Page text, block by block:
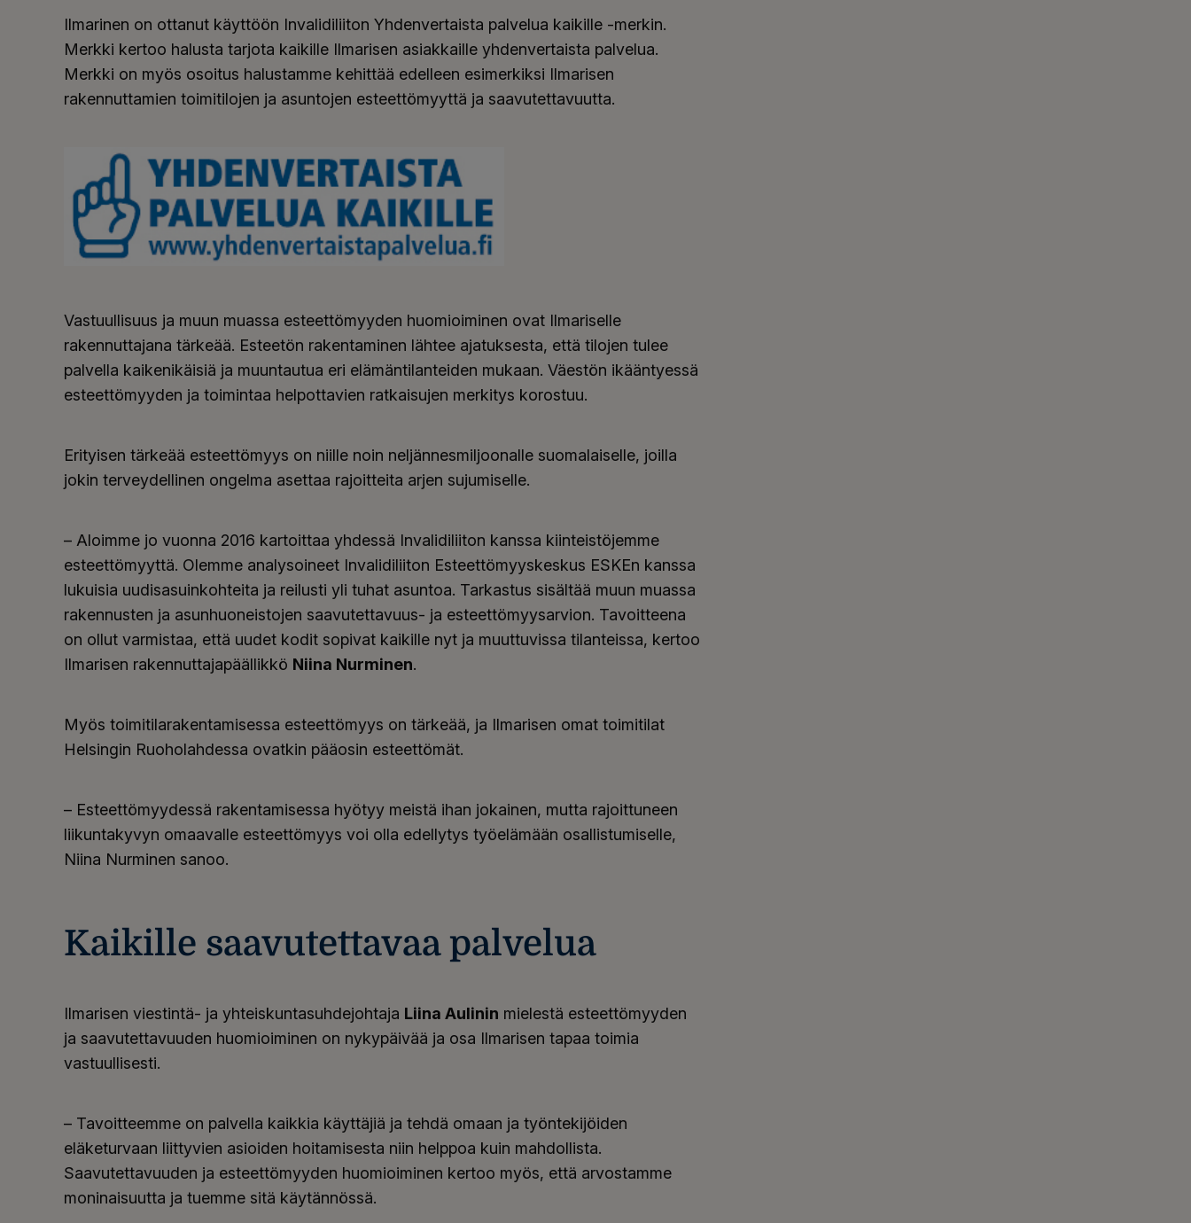
Ilmarinen on ottanut käyttöön Invalidiliiton Yhdenvertaista palvelua kaikille -merkin.
Merkki kertoo halusta tarjota kaikille Ilmarisen asiakkaille yhdenvertaista palvelua.
Merkki on myös osoitus halustamme kehittää edelleen esimerkiksi Ilmarisen
rakennuttamien toimitilojen ja asuntojen esteettömyyttä ja saavutettavuutta.
Vastuullisuus ja muun muassa esteettömyyden huomioiminen ovat Ilmariselle
rakennuttajana tärkeää. Esteetön rakentaminen lähtee ajatuksesta, että tilojen tulee
palvella kaikenikäisiä ja muuntautua eri elämäntilanteiden mukaan. Väestön ikääntyessä
esteettömyyden ja toimintaa helpottavien ratkaisujen merkitys korostuu.
Erityisen tärkeää esteettömyys on niille noin neljännesmiljoonalle suomalaiselle, joilla
jokin terveydellinen ongelma asettaa rajoitteita arjen sujumiselle.
– Aloimme jo vuonna 2016 kartoittaa yhdessä Invalidiliiton kanssa kiinteistöjemme
esteettömyyttä. Olemme analysoineet Invalidiliiton Esteettömyyskeskus ESKEn kanssa
lukuisia uudisasuinkohteita ja reilusti yli tuhat asuntoa. Tarkastus sisältää muun muassa
rakennusten ja asunhuoneistojen saavutettavuus- ja esteettömyysarvion. Tavoitteena
on ollut varmistaa, että uudet kodit sopivat kaikille nyt ja muuttuvissa tilanteissa, kertoo
Ilmarisen rakennuttajapäällikkö Niina Nurminen.
Myös toimitilarakentamisessa esteettömyys on tärkeää, ja Ilmarisen omat toimitilat
Helsingin Ruoholahdessa ovatkin pääosin esteettömät.
– Esteettömyydessä rakentamisessa hyötyy meistä ihan jokainen, mutta rajoittuneen
liikuntakyvyn omaavalle esteettömyys voi olla edellytys työelämään osallistumiselle,
Niina Nurminen sanoo.
Kaikille saavutettavaa palvelua
Ilmarisen viestintä- ja yhteiskuntasuhdejohtaja Liina Aulinin mielestä esteettömyyden
ja saavutettavuuden huomioiminen on nykypäivää ja osa Ilmarisen tapaa toimia
vastuullisesti.
– Tavoitteemme on palvella kaikkia käyttäjiä ja tehdä omaan ja työntekijöiden
eläketurvaan liittyvien asioiden hoitamisesta niin helppoa kuin mahdollista.
Saavutettavuuden ja esteettömyyden huomioiminen kertoo myös, että arvostamme
moninaisuutta ja tuemme sitä käytännössä.